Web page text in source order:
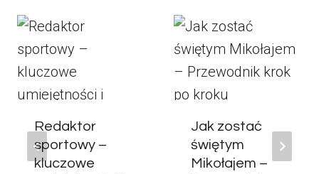
Redaktor
sportowy –
kluczowe
Jak zostać
świętym
Mikołajem –